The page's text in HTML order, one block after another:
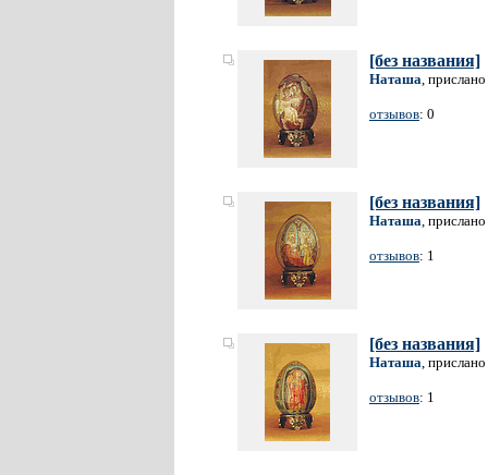
[без названия]
Наташа,
отзывов: 0
[без названия]
Наташа,
отзывов: 1
[без названия]
Наташа,
отзывов: 1